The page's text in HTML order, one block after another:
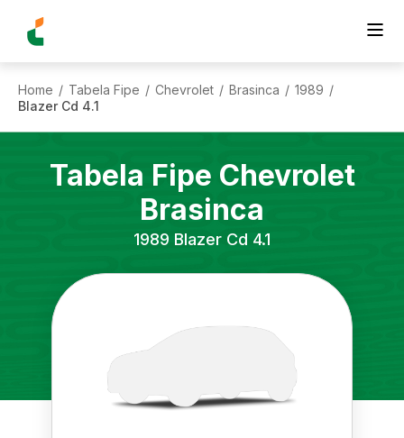
Home / Tabela Fipe / Chevrolet / Brasinca / 1989 /
Blazer Cd 4.1
Tabela Fipe Chevrolet
Brasinca
1989 Blazer Cd 4.1